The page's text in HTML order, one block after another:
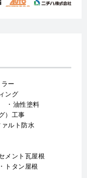
ー
ング
油性塗料
）工事
ルト防水
メント瓦屋根
トタン屋根